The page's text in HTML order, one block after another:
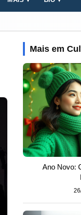
Mais em
Ano Novo: